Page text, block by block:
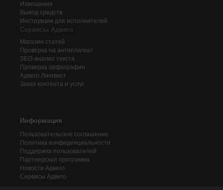
Извещения
Вывод средств
Инструкции для исполнителей
Сервисы Адвего
Магазин статей
Проверка на антиплагиат
SEO-анализ текста
Проверка орфографии
Адвего Лингвист
Заказ контента и услуг
Информация
Пользовательское соглашение
Политика конфиденциальности
Поддержка пользователей
Партнерская программа
Новости Адвего
Сервисы Адвего